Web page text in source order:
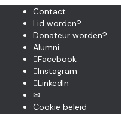
Contact
Lid worden?
Donateur worden?
Alumni
Facebook
Instagram
LinkedIn
✉
Cookie beleid